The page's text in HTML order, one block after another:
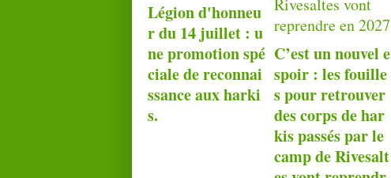
Légion d'honneu
r du 14 juillet : u
ne promotion spé
ciale de reconnai
ssance aux harki
s.
C’est un nouvel e
spoir : les fouille
s pour retrouver
des corps de har
kis passés par le
camp de Rivesalt